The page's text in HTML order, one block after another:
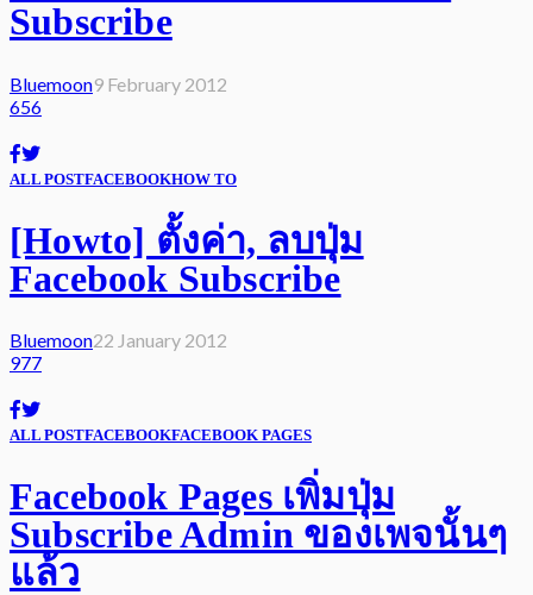
Subscribe
Bluemoon9 February 2012
656
ALL POSTFACEBOOKHOW TO
[Howto] ตั้งค่า, ลบปุ่ม
Facebook Subscribe
Bluemoon22 January 2012
977
ALL POSTFACEBOOKFACEBOOK PAGES
Facebook Pages เพิ่มปุ่ม
Subscribe Admin ของเพจนั้นๆ
แล้ว